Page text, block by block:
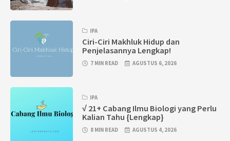
IPA
Ciri-Ciri Makhluk Hidup dan
Penjelasannya Lengkap!
7 MIN READ AGUSTUS 6, 2026
IPA
√ 21+ Cabang Ilmu Biologi yang Perlu
Kalian Tahu {Lengkap}
8 MIN READ AGUSTUS 4, 2026